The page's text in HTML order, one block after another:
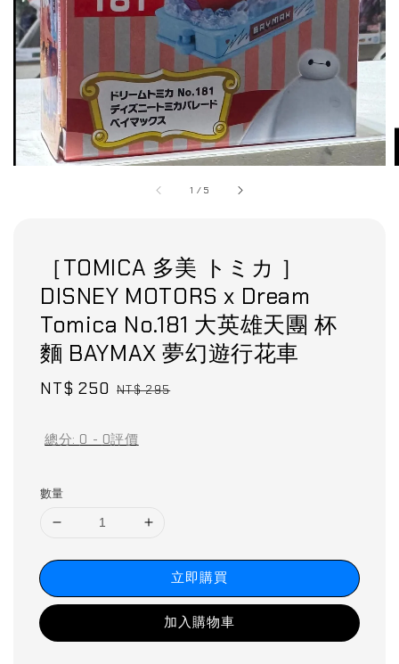
1 /5
［TOMICA 多美 トミカ ］
DISNEY MOTORS x Dream
Tomica No.181 大英雄天團 杯
麵 BAYMAX 夢幻遊行花車
Sale
NT$ 250 Regular
NT$ 295
總分: 0 - 0評價
數量
立即購買
加入購物車